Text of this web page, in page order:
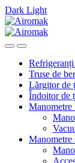
Dark Light
Skip
to
navigation
Skip
to
content
Truse de
Lărgitor de
Îndoitor de